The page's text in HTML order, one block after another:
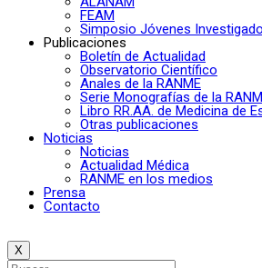
FEAM
Simposio Jóvenes
Publicaciones
Boletín de Actualidad
Observatorio Científico
Anales de la RANME
Serie Monografías de la
Libro RR.AA. de Medicina de
Otras publicaciones
Noticias
Noticias
Actualidad Médica
RANME en los medios
Prensa
Contacto
X